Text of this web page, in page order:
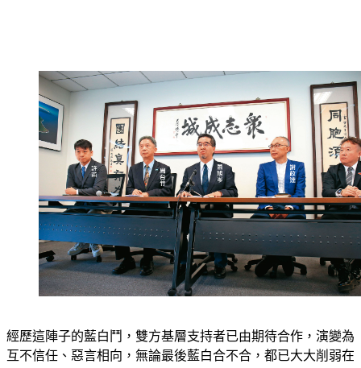
經歷這陣子的藍白鬥，雙方基層支持者已由期待合作，演變為